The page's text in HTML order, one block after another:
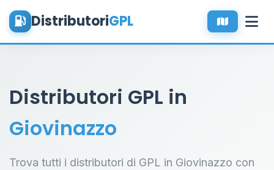
DistributoriGPL
Distributori GPL in
Giovinazzo
Trova tutti i distributori di GPL in Giovinazzo con